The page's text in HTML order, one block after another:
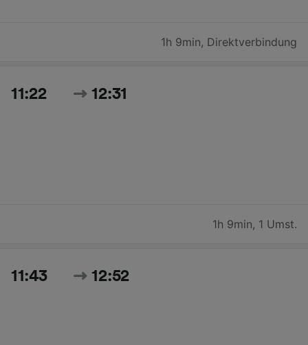
1h 9min, Direktverbindung
11:22 12:31
1h 9min, 1 Umst.
11:43 12:52